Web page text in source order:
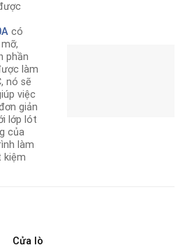
có
phần
làm
nó sẽ
việc
giản
lớp lót
của
làm
kiệm
Cửa lò